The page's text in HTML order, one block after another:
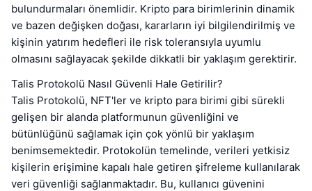
bulundurmaları önemlidir. Kripto para birimlerinin dinamik
ve bazen değişken doğası, kararların iyi bilgilendirilmiş ve
kişinin yatırım hedefleri ile risk toleransıyla uyumlu
olmasını sağlayacak şekilde dikkatli bir yaklaşım gerektirir.
Talis Protokolü Nasıl Güvenli Hale Getirilir?
Talis Protokolü, NFT'ler ve kripto para birimi gibi sürekli
gelişen bir alanda platformunun güvenliğini ve
bütünlüğünü sağlamak için çok yönlü bir yaklaşım
benimsemektedir. Protokolün temelinde, verileri yetkisiz
kişilerin erişimine kapalı hale getiren şifreleme kullanılarak
veri güvenliği sağlanmaktadır. Bu, kullanıcı güvenini